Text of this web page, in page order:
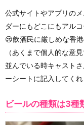
公式サイトやアプリの
ダーにもどこにもアル
😢飲酒民に厳しめな香
（あくまで個人的な意見
並んでいる時キャスト
ーシートに記入してく
ビールの種類は3種